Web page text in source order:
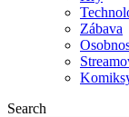
Zábava
Search